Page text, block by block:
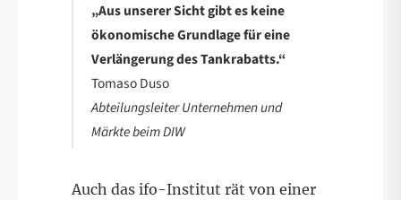
„Aus unserer Sicht gibt es keine
ökonomische Grundlage für eine
Verlängerung des Tankrabatts.“
Tomaso Duso
Abteilungsleiter Unternehmen und
Märkte beim DIW
Auch das ifo-Institut rät von einer